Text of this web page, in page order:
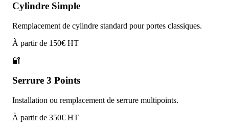
Cylindre Simple
Remplacement de cylindre standard pour portes classiques.
À partir de 150€ HT
🔐
Serrure 3 Points
Installation ou remplacement de serrure multipoints.
À partir de 350€ HT